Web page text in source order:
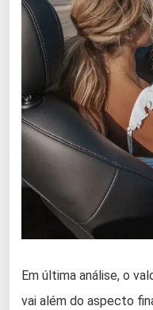
Em última análise, o
vai além do aspecto